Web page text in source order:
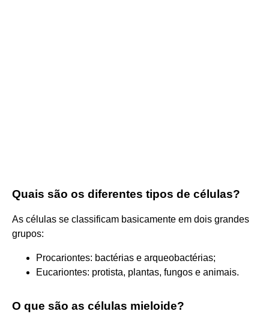
Quais são os diferentes tipos de células?
As células se classificam basicamente em dois grandes
grupos:
Procariontes: bactérias e arqueobactérias;
Eucariontes: protista, plantas, fungos e animais.
O que são as células mieloide?